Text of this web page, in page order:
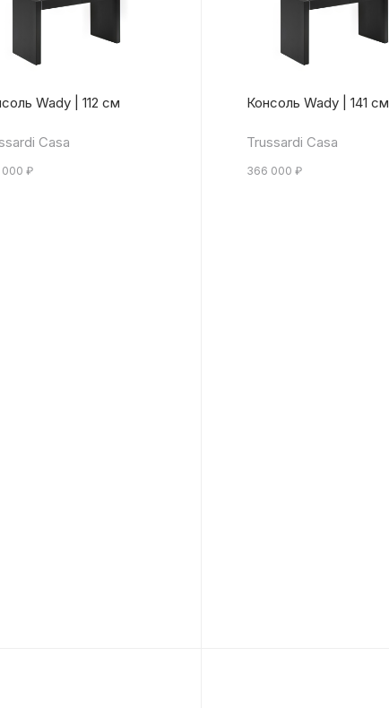
Wady | 112 см
Casa
₽
Консоль Wady | 141 см
Trussardi Casa
366 000 ₽